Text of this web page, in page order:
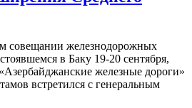
совещании железнодорожных
в Баку 19-20 сентября,
железные дороги»
встретился с генеральным